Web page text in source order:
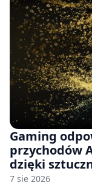
Gaming
przychodów
dzięki
7 sie 2026